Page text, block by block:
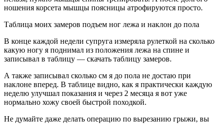
ношения корсета мышцы поясницы атрофируются просто.
Таблица моих замеров подъем ног лежа и наклон до пола
В конце каждой недели супруга измеряла рулеткой на сколько
какую ногу я поднимал из положения лежа на спине и
записывал в таблицу — скачать таблицу замеров.
А также записывал сколько см я до пола не достаю при
наклоне вперед. В таблице видно, как я практически каждую
неделю улучшал показания и через 2 месяца я вот уже
нормально хожу своей быстрой походкой.
Не думайте даже делать операцию по вырезанию грыжи, вы